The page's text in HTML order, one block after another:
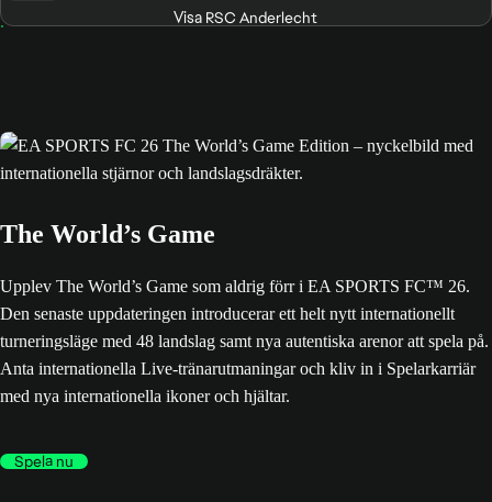
Visa RSC Anderlecht
The World’s Game
Upplev The World’s Game som aldrig förr i EA SPORTS FC™ 26.
Den senaste uppdateringen introducerar ett helt nytt internationellt
turneringsläge med 48 landslag samt nya autentiska arenor att spela på.
Anta internationella Live-tränarutmaningar och kliv in i Spelarkarriär
med nya internationella ikoner och hjältar.
Spela nu